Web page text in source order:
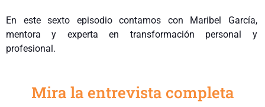
En este sexto episodio contamos con Maribel García,
mentora y experta en transformación personal y
profesional.
Mira la entrevista completa